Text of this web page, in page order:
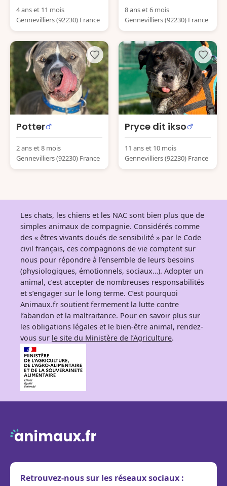
4 ans et 11 mois
Gennevilliers (92230) France
8 ans et 6 mois
Gennevilliers (92230) France
Potter
2 ans et 8 mois
Gennevilliers (92230) France
Pryce dit ikso
11 ans et 10 mois
Gennevilliers (92230) France
Les chats, les chiens et les NAC sont bien plus que de
simples animaux de compagnie. Considérés comme
des « êtres vivants doués de sensibilité » par le Code
civil français, ces compagnons de vie comptent sur
nous pour répondre à l’ensemble de leurs besoins
(physiologiques, émotionnels, sociaux…). Adopter un
animal, c’est accepter de nombreuses responsabilités
et s’engager sur le long terme. C’est pourquoi
Animaux.fr soutient fermement la lutte contre
l’abandon et la maltraitance. Pour en savoir plus sur
les obligations légales et le bien-être animal, rendez-
vous sur le site du Ministère de l’Agriculture.
Retrouvez-nous sur les réseaux sociaux :